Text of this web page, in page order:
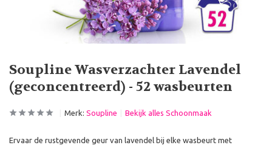
Soupline Wasverzachter Lavendel
(geconcentreerd) - 52 wasbeurten
Merk: Soupline Bekijk alles Schoonmaak
Ervaar de rustgevende geur van lavendel bij elke wasbeurt met